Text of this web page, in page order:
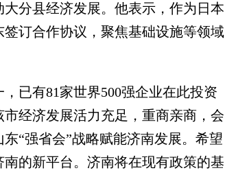
分县经济发展。他表示，作为日本
订合作协议，聚焦基础设施等领域
有81家世界500强企业在此投资
经济发展活力充足，重商亲商，会
“强省会”战略赋能济南发展。希望
的新平台。济南将在现有政策的基